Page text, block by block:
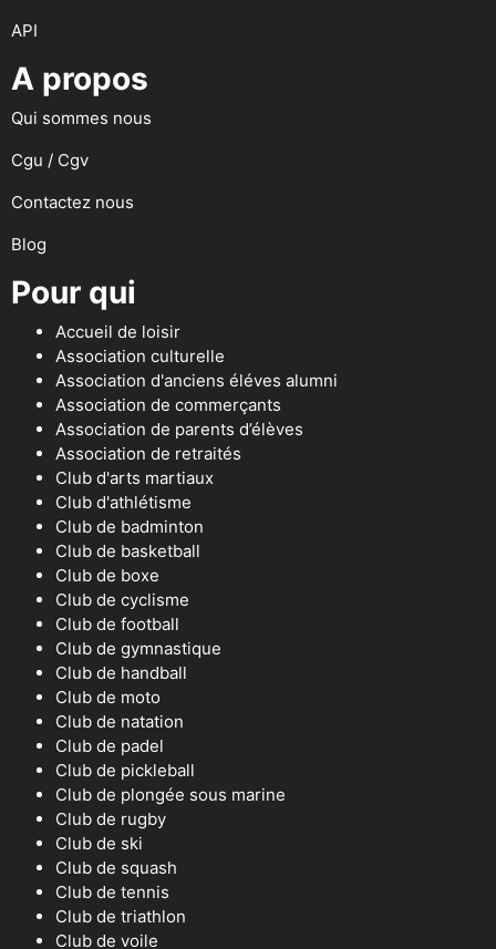
API
A propos
Qui sommes nous
Cgu / Cgv
Contactez nous
Blog
Pour qui
Accueil de loisir
Association culturelle
Association d'anciens éléves alumni
Association de commerçants
Association de parents d’élèves
Association de retraités
Club d'arts martiaux
Club d'athlétisme
Club de badminton
Club de basketball
Club de boxe
Club de cyclisme
Club de football
Club de gymnastique
Club de handball
Club de moto
Club de natation
Club de padel
Club de pickleball
Club de plongée sous marine
Club de rugby
Club de ski
Club de squash
Club de tennis
Club de triathlon
Club de voile